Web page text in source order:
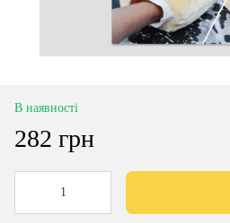
В наявності
282 грн